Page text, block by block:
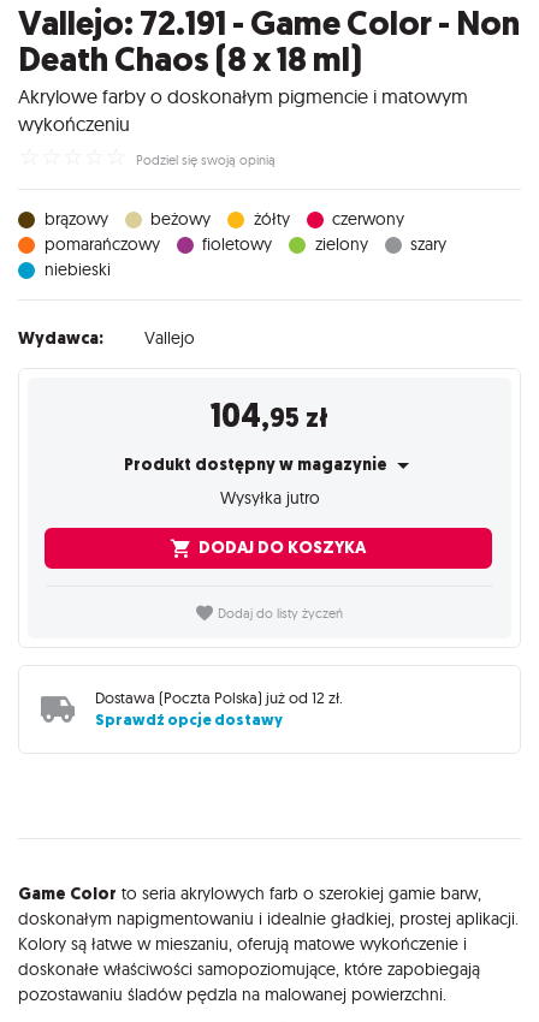
Vallejo: 72.191 - Game Color - Non
Death Chaos (8 x 18 ml)
Akrylowe farby o doskonałym pigmencie i matowym
wykończeniu
Podziel się swoją opinią
brązowy beżowy żółty
czerwony
pomarańczowy
fioletowy zielony
szary
niebieski
Wydawca: Vallejo
104,95 zł
Produkt dostępny w magazynie
Wysyłka jutro
DODAJ DO KOSZYKA
Dodaj do listy życzeń
Dostawa (Poczta Polska) już od 12 zł.
Sprawdź opcje dostawy
Opis
Game Color to seria akrylowych farb o szerokiej gamie barw,
doskonałym napigmentowaniu i idealnie gładkiej, prostej aplikacji.
Kolory są łatwe w mieszaniu, oferują matowe wykończenie i
doskonałe właściwości samopoziomujące, które zapobiegają
pozostawaniu śladów pędzla na malowanej powierzchni.